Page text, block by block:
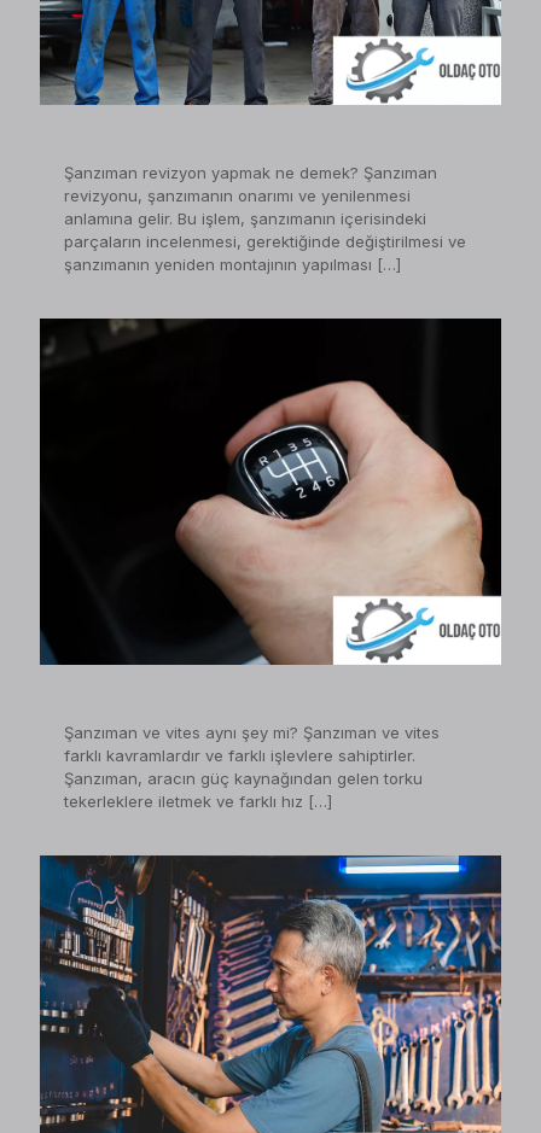
Şanzıman revizyon yapmak ne demek? Şanzıman
revizyonu, şanzımanın onarımı ve yenilenmesi
anlamına gelir. Bu işlem, şanzımanın içerisindeki
parçaların incelenmesi, gerektiğinde değiştirilmesi ve
şanzımanın yeniden montajının yapılması […]
Şanzıman ve vites aynı şey mi? Şanzıman ve vites
farklı kavramlardır ve farklı işlevlere sahiptirler.
Şanzıman, aracın güç kaynağından gelen torku
tekerleklere iletmek ve farklı hız […]